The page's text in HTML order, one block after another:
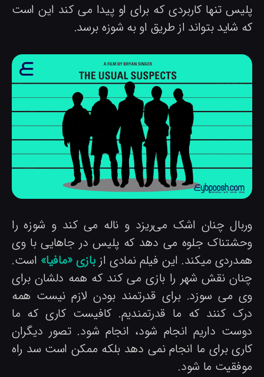
تنها کاربردی که برای او پیدا می کند این است
شاید بتواند از طریق او به شوزه برسد.
چنان اشک‌ می‌ریزد و ناله می کند و شوزه را
جلوه می دهد که پلیس در جاهایی با وی
میکند. این فیلم نمادی ازبازی «مافیا» است.
نقش شهر را بازی می کند که همه دلشان برای
می سوزد. برای قدرتمند بودن لازم نیست همه
کنند که ما قدرتمندیم. کافیست کاری که ما
داریم انجام شود، انجام شود. تصور دیگران
برای ما انجام نمی دهد بلکه ممکن است سد راه
ما شود.